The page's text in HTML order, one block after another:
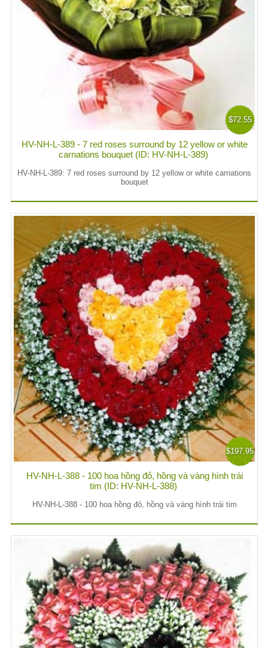
$72.55
HV-NH-L-389 - 7 red roses surround by 12 yellow or white
carnations bouquet (ID: HV-NH-L-389)
HV-NH-L-389: 7 red roses surround by 12 yellow or white carnations
bouquet
$197.95
HV-NH-L-388 - 100 hoa hồng đỏ, hồng và vàng hình trái
tim (ID: HV-NH-L-388)
HV-NH-L-388 - 100 hoa hồng đỏ, hồng và vàng hình trái tim